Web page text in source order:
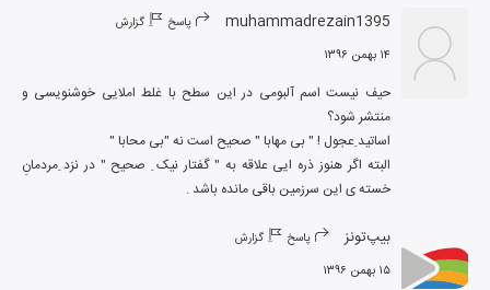
muhammadrezain1395 پاسخ گزارش
۱۴ بهمن ۱۳۹۶
حیف نیست اسم آلبومی در این سطح با غلط املایی خوشنویسی و
خسته ی این سرزمین باقی مانده باشد .
بیپ‌تونز پاسخ گزارش
۱۵ بهمن ۱۳۹۶